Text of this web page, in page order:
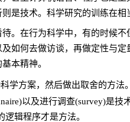
是技术。科学研究的训练在相
。在行为科学中，有的时候
如何去做访谈，再做定性与
本精神。
学方案，然后做出取舍的方法
以及进行调查(survey)是技
逻辑程序才是方法。